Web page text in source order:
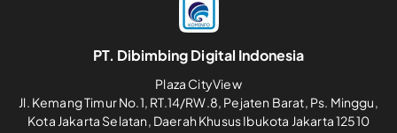
PT. Dibimbing Digital Indonesia
Plaza CityView
Jl. Kemang Timur No.1, RT.14/RW.8, Pejaten Barat, Ps. Minggu,
Kota Jakarta Selatan, Daerah Khusus Ibukota Jakarta 12510